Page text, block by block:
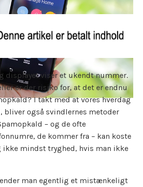
displayet viser et ukendt nummer.
er der risiko for, at det er endnu
I takt med at vores hverdag
bliver også svindlernes metoder
– og de ofte
de kommer fra – kan koste
ikke mindst tryghed, hvis man ikke
man egentlig et mistænkeligt